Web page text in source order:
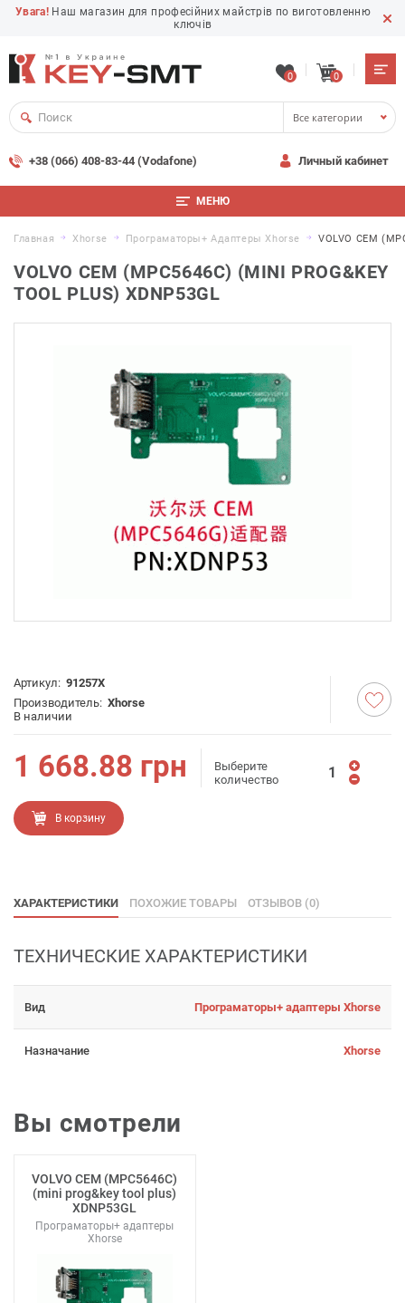
Увага! Наш магазин для професійних майстрів по виготовленню
ключів
0 0
Все категории
+38 (066) 408-83-44 (Vodafone) Личный кабинет
МЕНЮ
Главная Xhorse Програматоры+ Адаптеры Xhorse VOLVO CEM
VOLVO CEM (MPC5646C) (MINI PROG&KEY
TOOL PLUS) XDNP53GL
Артикул: 91257X
Производитель: Xhorse
В наличии
1 668.88 грн
Выберите
количество
В корзину
ХАРАКТЕРИСТИКИ ПОХОЖИЕ ТОВАРЫ ОТЗЫВОВ (0)
ТЕХНИЧЕСКИЕ ХАРАКТЕРИСТИКИ
Вид Програматоры+ адаптеры Xhorse
Назначание Xhorse
Вы смотрели
VOLVO CEM (MPC5646C)
(mini prog&key tool plus)
XDNP53GL
Програматоры+ адаптеры
Xhorse